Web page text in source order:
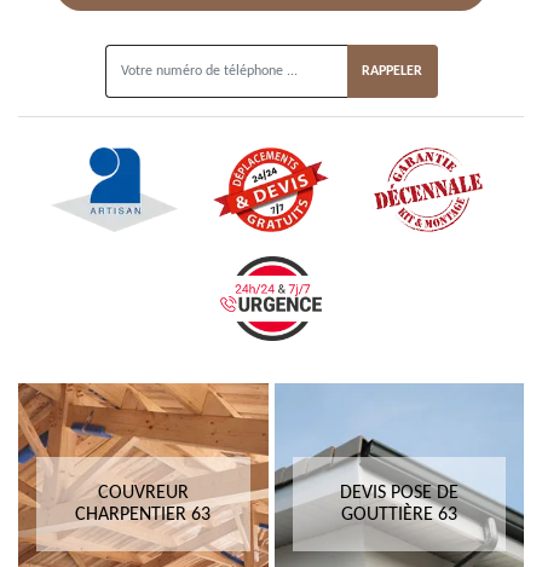
COUVREUR
CHARPENTIER 63
DEVIS POSE DE
GOUTTIÈRE 63